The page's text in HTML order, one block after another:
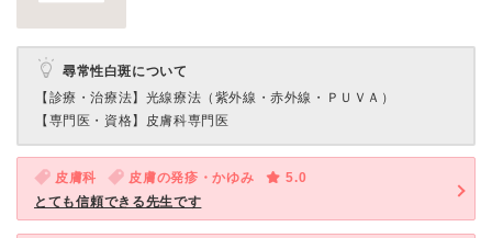
尋常性白斑について
【診療・治療法】 光線療法（紫外線・赤外線・ＰＵＶＡ）
【専門医・資格】 皮膚科専門医
皮膚科 皮膚の発疹・かゆみ
5.0
とても信頼できる先生です